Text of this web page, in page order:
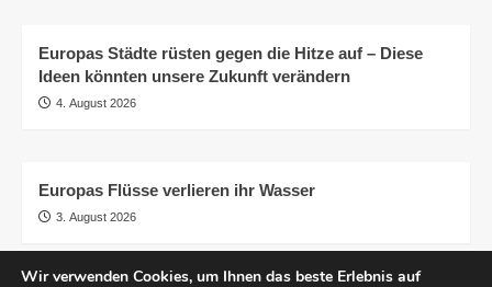
Europas Städte rüsten gegen die Hitze auf – Diese
Ideen könnten unsere Zukunft verändern
4. August 2026
Europas Flüsse verlieren ihr Wasser
3. August 2026
Wir verwenden Cookies, um Ihnen das beste Erlebnis auf